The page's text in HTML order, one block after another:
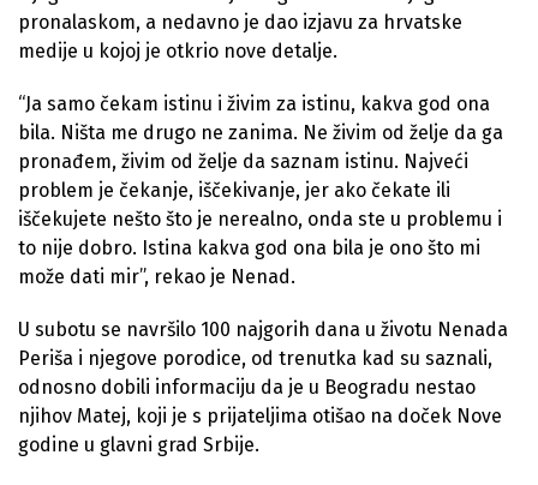
pronalaskom, a nedavno je dao izjavu za hrvatske
medije u kojoj je otkrio nove detalje.
“Ja samo čekam istinu i živim za istinu, kakva god ona
bila. Ništa me drugo ne zanima. Ne živim od želje da ga
pronađem, živim od želje da saznam istinu. Najveći
problem je čekanje, iščekivanje, jer ako čekate ili
iščekujete nešto što je nerealno, onda ste u problemu i
to nije dobro. Istina kakva god ona bila je ono što mi
može dati mir”, rekao je Nenad.
U subotu se navršilo 100 najgorih dana u životu Nenada
Periša i njegove porodice, od trenutka kad su saznali,
odnosno dobili informaciju da je u Beogradu nestao
njihov Matej, koji je s prijateljima otišao na doček Nove
godine u glavni grad Srbije.